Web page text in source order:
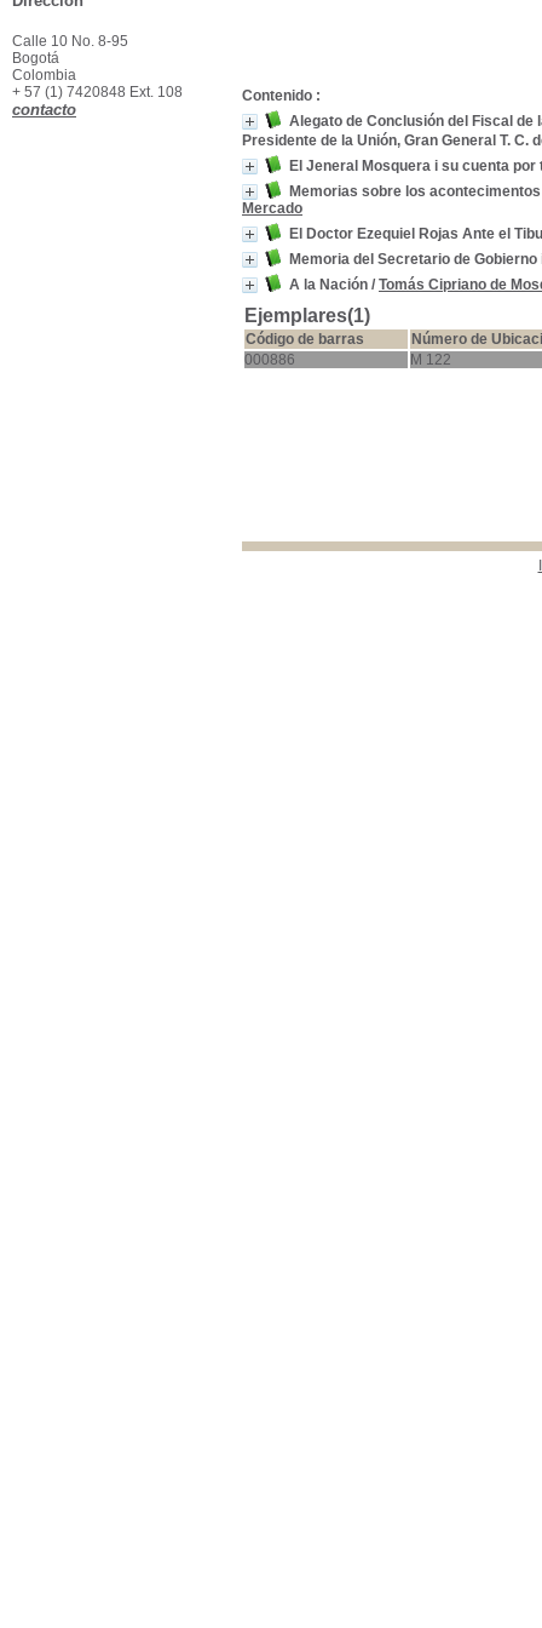
Contenido :
Alegato de Conclusión del Fiscal
Presidente de la Unión, Gran General T.
El Jeneral Mosquera i su cuenta por
Memorias sobre los
Mercado
El Doctor Ezequiel Rojas Ante el
Memoria del Secretario de
A la Nación / Tomás Cipriano de
Ejemplares(1)
Código de barras
Número de
000886
M 122
Calle 10 No. 8-95
Bogotá
Colombia
+ 57 (1) 7420848 Ext. 108
contacto